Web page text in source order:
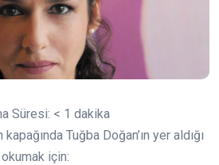
Süresi: < 1 dakika
Tuğba Doğan’ın yer aldığı
okumak için: